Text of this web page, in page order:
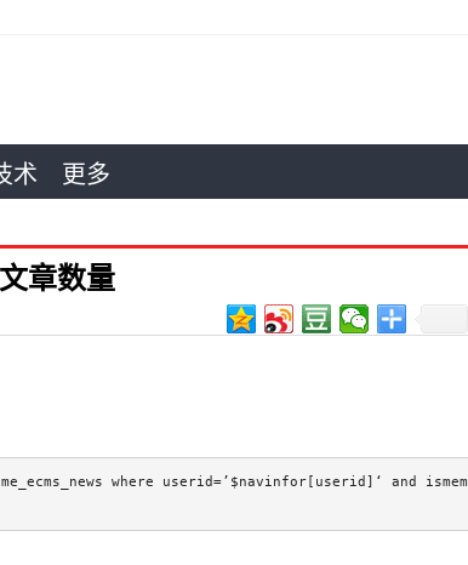
术 更多
章数量
where userid=’$navinfor[userid]‘ and ismem